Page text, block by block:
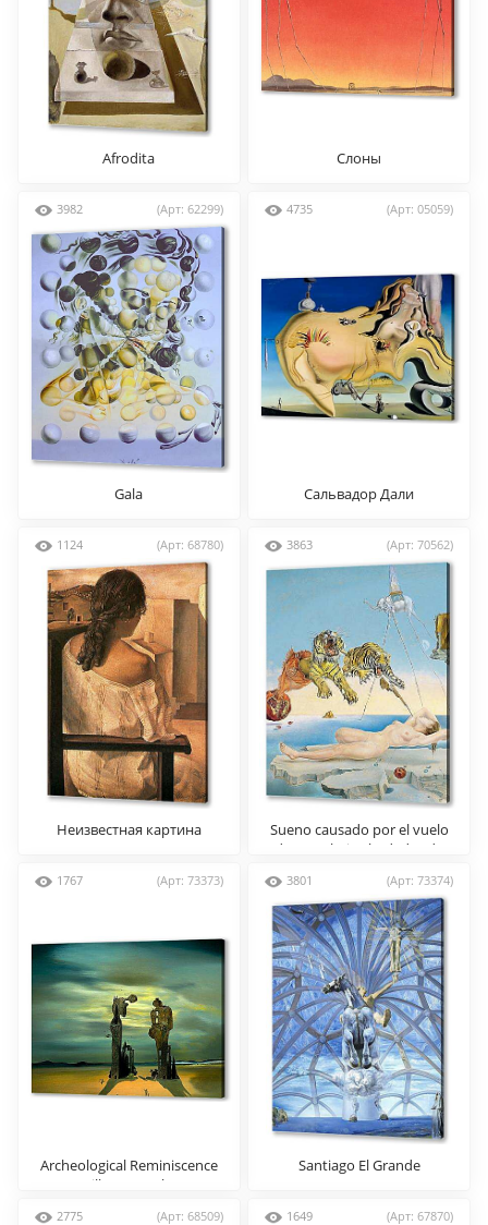
Afrodita Слоны
3982 (Арт: 62299)
Gala
4735 (Арт: 05059)
Сальвадор Дали
1124 (Арт: 68780)
Неизвестная картина
3863 (Арт: 70562)
Sueno causado por el vuelo
de una abeja alrededor de
antes del despertar
1767 (Арт: 73373)
Archeological Reminiscence
Millet S Angelus
3801 (Арт: 73374)
Santiago El Grande
2775 (Арт: 68509) 1649 (Арт: 67870)